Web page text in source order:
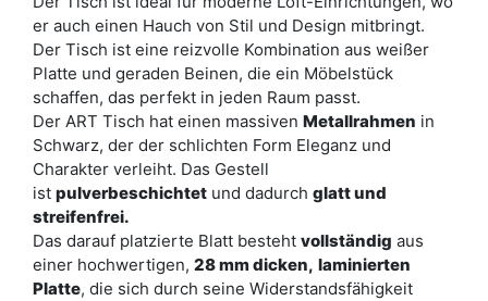
Aufgrund des Produktionsprozesses und der
Materialeigenschaften sind Maßabweichungen von +/- 2–3 cm
möglich.
er auch einen Hauch von Stil und Design mitbringt.
Der Tisch ist eine reizvolle Kombination aus weißer
Platte und geraden Beinen, die ein Möbelstück
schaffen, das perfekt in jeden Raum passt.
Der ART Tisch hat einen massiven Metallrahmen in
Schwarz, der der schlichten Form Eleganz und
Charakter verleiht. Das Gestell
ist pulverbeschichtet und dadurch glatt und
streifenfrei.
Das darauf platzierte Blatt besteht vollständig aus
einer hochwertigen, 28 mm dicken, laminierten
Platte, die sich durch seine Widerstandsfähigkeit